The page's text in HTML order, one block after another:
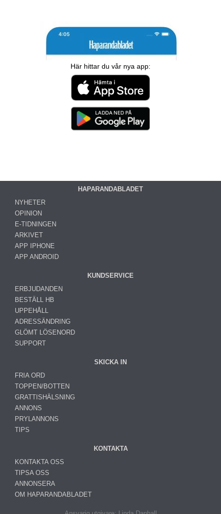
Här hittar du vår nya app:
HAPARANDABLADET
NYHETER
OPINION
E-TIDNINGEN
ARKIVET
APP IPHONE
APP ANDROID
KUNDSERVICE
ERBJUDANDEN
BESTÄLL HB
UPPEHÅLL
ADRESSÄNDRING
GLÖMT LÖSENORD
SUPPORT
SKICKA IN
FRIA ORD
TOPPEN/BOTTEN
GRATTISHÄLSNING
ANNONS
PRYLANNONS
TIPS
KONTAKTA
KONTAKTA OSS
TIPSA OSS
ANNONSERA
OM HAPARANDABLADET